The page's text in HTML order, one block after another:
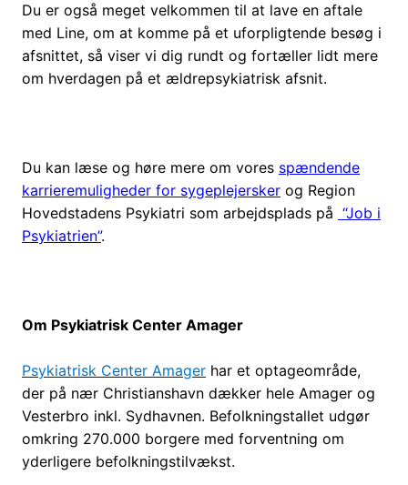
Du er også meget velkommen til at lave en aftale
med Line, om at komme på et uforpligtende besøg i
afsnittet, så viser vi dig rundt og fortæller lidt mere
om hverdagen på et ældrepsykiatrisk afsnit.
Du kan læse og høre mere om vores spændende
karrieremuligheder for sygeplejersker og Region
Hovedstadens Psykiatri som arbejdsplads på “Job i
Psykiatrien”.
Om Psykiatrisk Center Amager
Psykiatrisk Center Amager har et optageområde,
der på nær Christianshavn dækker hele Amager og
Vesterbro inkl. Sydhavnen. Befolkningstallet udgør
omkring 270.000 borgere med forventning om
yderligere befolkningstilvækst.